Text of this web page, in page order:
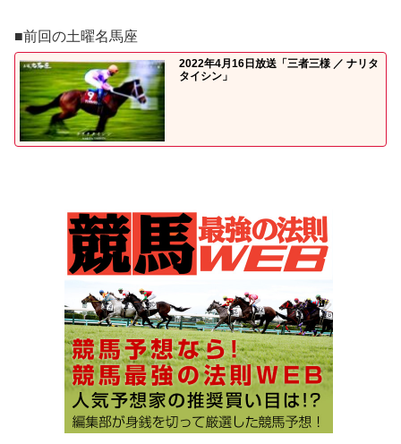
■前回の土曜名馬座
2022年4月16日放送「三者三様 ／ ナリタ
タイシン」